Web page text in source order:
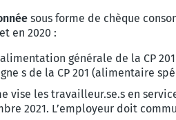
sous forme de chèque
en 2020 :
générale de la CP
s de la CP 201 (alimentaire
vise les travailleur.se.s en
2021. L’employeur doit